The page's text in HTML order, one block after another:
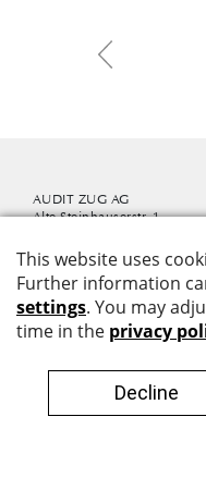
AUDIT ZUG AG
Alte Steinhauserstr. 1
info@auditzug.ch
+41 41 726 80 50
Revisionsexperten
UID CHE-112.592.507